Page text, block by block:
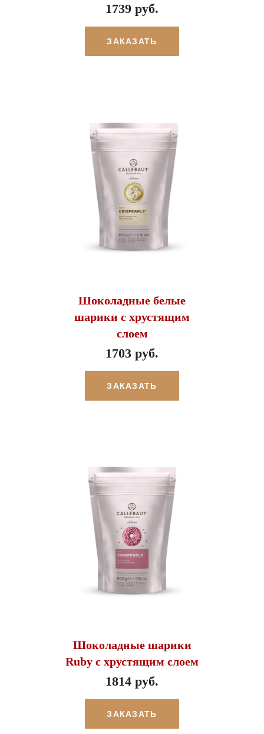
1739 руб.
ЗАКАЗАТЬ
Шоколадные белые
шарики с хрустящим
слоем
1703 руб.
ЗАКАЗАТЬ
Шоколадные шарики
Ruby с хрустящим слоем
1814 руб.
ЗАКАЗАТЬ